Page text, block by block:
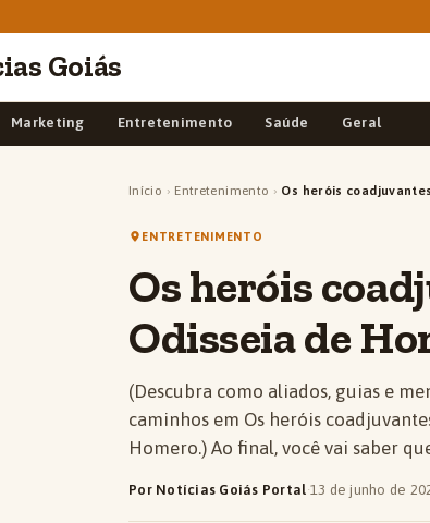
Goiás
Marketing Entretenimento Saúde Geral
Início › Entretenimento › Os heróis
ENTRETENIMENTO
Os heróis
Odisseia de
(Descubra como aliados, guias e
caminhos em Os heróis
Homero.) Ao final, você vai saber
Por Notícias Goiás Portal·13 de junho de